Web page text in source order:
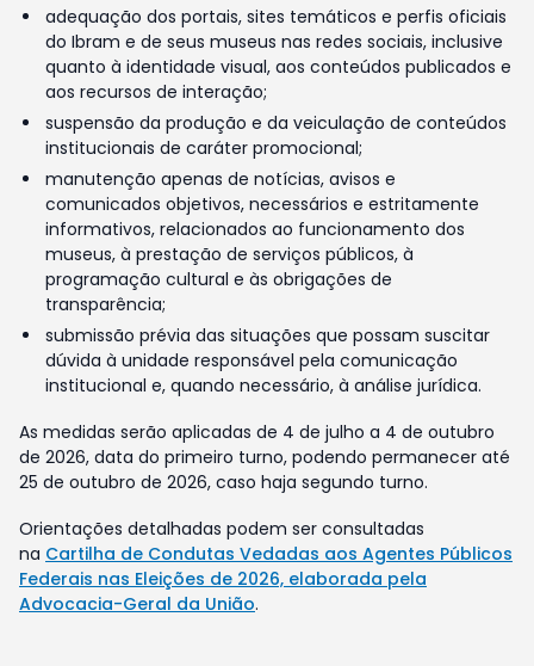
adequação dos portais, sites temáticos e perfis oficiais
do Ibram e de seus museus nas redes sociais, inclusive
quanto à identidade visual, aos conteúdos publicados e
aos recursos de interação;
suspensão da produção e da veiculação de conteúdos
institucionais de caráter promocional;
manutenção apenas de notícias, avisos e
comunicados objetivos, necessários e estritamente
informativos, relacionados ao funcionamento dos
museus, à prestação de serviços públicos, à
programação cultural e às obrigações de
transparência;
submissão prévia das situações que possam suscitar
dúvida à unidade responsável pela comunicação
institucional e, quando necessário, à análise jurídica.
As medidas serão aplicadas de 4 de julho a 4 de outubro
de 2026, data do primeiro turno, podendo permanecer até
25 de outubro de 2026, caso haja segundo turno.
Orientações detalhadas podem ser consultadas
na Cartilha de Condutas Vedadas aos Agentes Públicos
Federais nas Eleições de 2026, elaborada pela
Advocacia-Geral da União.